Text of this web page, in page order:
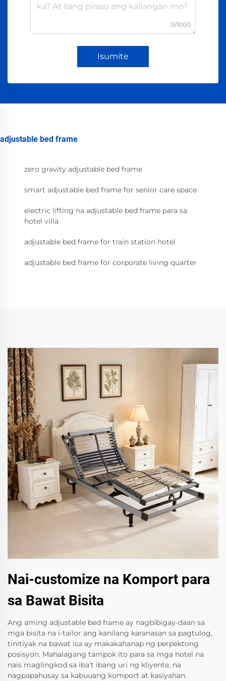
0/1000
Isumite
adjustable bed frame
zero gravity adjustable bed frame
smart adjustable bed frame for senior care space
electric lifting na adjustable bed frame para sa
hotel villa
adjustable bed frame for train station hotel
adjustable bed frame for corporate living quarter
Nai-customize na Komport para
sa Bawat Bisita
Ang aming adjustable bed frame ay nagbibigay-daan sa
mga bisita na i-tailor ang kanilang karanasan sa pagtulog,
tinitiyak na bawat isa ay makakahanap ng perpektong
posisyon. Mahalagang tampok ito para sa mga hotel na
nais maglingkod sa iba't ibang uri ng kliyente, na
nagpapahusay sa kabuuang komport at kasiyahan.